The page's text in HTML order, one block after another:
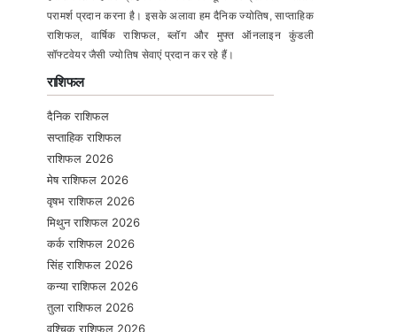
परामर्श प्रदान करना है। इसके अलावा हम दैनिक ज्योतिष, साप्ताहिक
राशिफल, वार्षिक राशिफल, ब्लॉग और मुफ्त ऑनलाइन कुंडली
सॉफ्टवेयर जैसी ज्योतिष सेवाएं प्रदान कर रहे हैं।
राशिफल
दैनिक राशिफल
सप्ताहिक राशिफल
राशिफल 2026
मेष राशिफल 2026
वृषभ राशिफल 2026
मिथुन राशिफल 2026
कर्क राशिफल 2026
सिंह राशिफल 2026
कन्या राशिफल 2026
तुला राशिफल 2026
वृश्चिक राशिफल 2026